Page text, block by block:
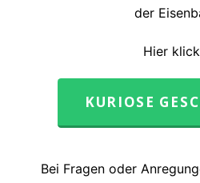
der
Hier
KURIOSE
Bei Fragen oder